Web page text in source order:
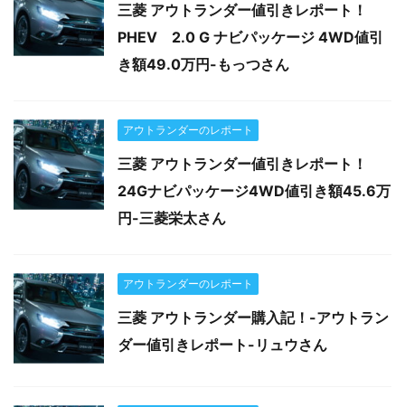
三菱 アウトランダー値引きレポート！
PHEV 2.0 G ナビパッケージ 4WD値引
き額49.0万円-もっつさん
アウトランダーのレポート
三菱 アウトランダー値引きレポート！
24Gナビパッケージ4WD値引き額45.6万
円-三菱栄太さん
アウトランダーのレポート
三菱 アウトランダー購入記！-アウトラン
ダー値引きレポート-リュウさん